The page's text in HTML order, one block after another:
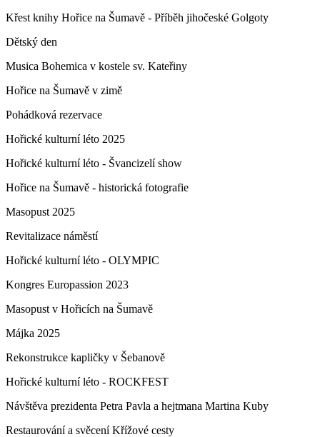
Křest knihy Hořice na Šumavě - Příběh jihočeské Golgoty
Dětský den
Musica Bohemica v kostele sv. Kateřiny
Hořice na Šumavě v zimě
Pohádková rezervace
Hořické kulturní léto 2025
Hořické kulturní léto - Švancizelí show
Hořice na Šumavě - historická fotografie
Masopust 2025
Revitalizace náměstí
Hořické kulturní léto - OLYMPIC
Kongres Europassion 2023
Masopust v Hořicích na Šumavě
Májka 2025
Rekonstrukce kapličky v Šebanově
Hořické kulturní léto - ROCKFEST
Návštěva prezidenta Petra Pavla a hejtmana Martina Kuby
Restaurování a svěcení Křížové cesty